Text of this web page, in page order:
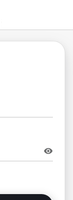
visibility